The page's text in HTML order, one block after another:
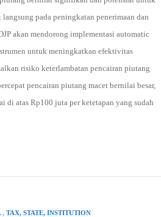
pada peningkatan penerimaan dan
akan mendorong implementasi automatic
untuk meningkatkan efektivitas
risiko keterlambatan pencairan piutang
pencairan piutang macet bernilai besar,
di atas Rp100 juta per ketetapan yang sudah
,TAX, STATE, INSTITUTION